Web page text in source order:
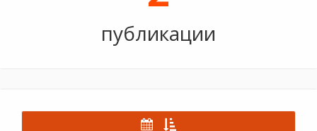
публикации